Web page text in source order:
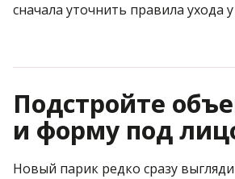
сначала уточнить правила ухода
Подстройте
и форму под
Новый парик редко сразу